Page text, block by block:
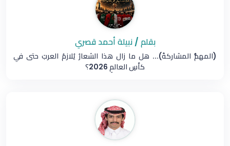
بقلم / نبيلة أحمد قصري
(المهمُّ المشاركةُ)... هل ما زال هذا الشعارُ يُلازمُ العربَ حتى في
كأسِ العالمِ 2026؟